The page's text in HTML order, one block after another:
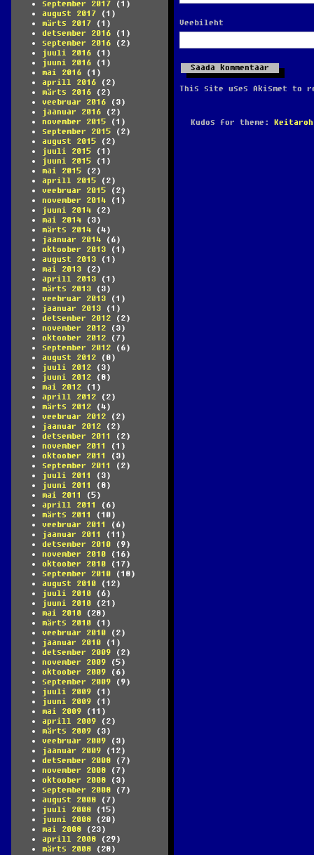
september 2017 (1)
august 2017 (1)
märts 2017 (1)
detsember 2016 (1)
september 2016 (2)
juuli 2016 (1)
juuni 2016 (1)
mai 2016 (1)
aprill 2016 (2)
märts 2016 (2)
veebruar 2016 (3)
jaanuar 2016 (2)
november 2015 (1)
september 2015 (2)
august 2015 (2)
juuli 2015 (1)
juuni 2015 (1)
mai 2015 (2)
aprill 2015 (2)
veebruar 2015 (2)
november 2014 (1)
juuni 2014 (2)
mai 2014 (3)
märts 2014 (4)
jaanuar 2014 (6)
oktoober 2013 (1)
august 2013 (1)
mai 2013 (2)
aprill 2013 (1)
märts 2013 (3)
veebruar 2013 (1)
jaanuar 2013 (1)
detsember 2012 (2)
november 2012 (3)
oktoober 2012 (7)
september 2012 (6)
august 2012 (8)
juuli 2012 (3)
juuni 2012 (8)
mai 2012 (1)
aprill 2012 (2)
märts 2012 (4)
veebruar 2012 (2)
jaanuar 2012 (2)
detsember 2011
(2)
november 2011
(1)
oktoober 2011
(3)
september 2011
(2)
juuli 2011
(3)
juuni 2011
(8)
mai 2011
(5)
aprill 2011
(6)
märts 2011
(10)
veebruar 2011
(6)
jaanuar 2011
(11)
detsember 2010 (9)
november 2010 (16)
oktoober 2010 (17)
september 2010 (18)
august 2010 (12)
juuli 2010 (6)
juuni 2010 (21)
mai 2010 (28)
märts 2010 (1)
veebruar 2010 (2)
jaanuar 2010 (1)
detsember 2009 (2)
november 2009 (5)
oktoober 2009 (6)
september 2009 (9)
juuli 2009 (1)
juuni 2009 (1)
mai 2009 (11)
aprill 2009 (2)
märts 2009 (3)
veebruar 2009 (3)
jaanuar 2009 (12)
detsember 2008 (7)
november 2008 (7)
oktoober 2008 (3)
september 2008 (7)
august 2008 (7)
juuli 2008 (15)
juuni 2008 (20)
mai 2008 (23)
aprill 2008 (29)
märts 2008 (28)
Veebileht
This site uses Akismet to
Kudos for theme: